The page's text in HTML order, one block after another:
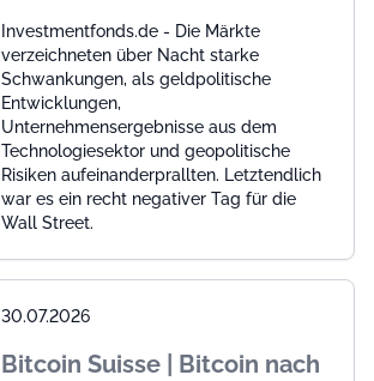
Investmentfonds.de - Die Märkte
verzeichneten über Nacht starke
Schwankungen, als geldpolitische
Entwicklungen,
Unternehmensergebnisse aus dem
Technologiesektor und geopolitische
Risiken aufeinanderprallten. Letztendlich
war es ein recht negativer Tag für die
Wall Street.
30.07.2026
Bitcoin Suisse | Bitcoin nach